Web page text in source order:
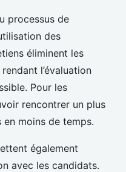
processus de
des
éliminent les
l’évaluation
Pour les
rencontrer un plus
moins de temps.
également
avec les candidats.